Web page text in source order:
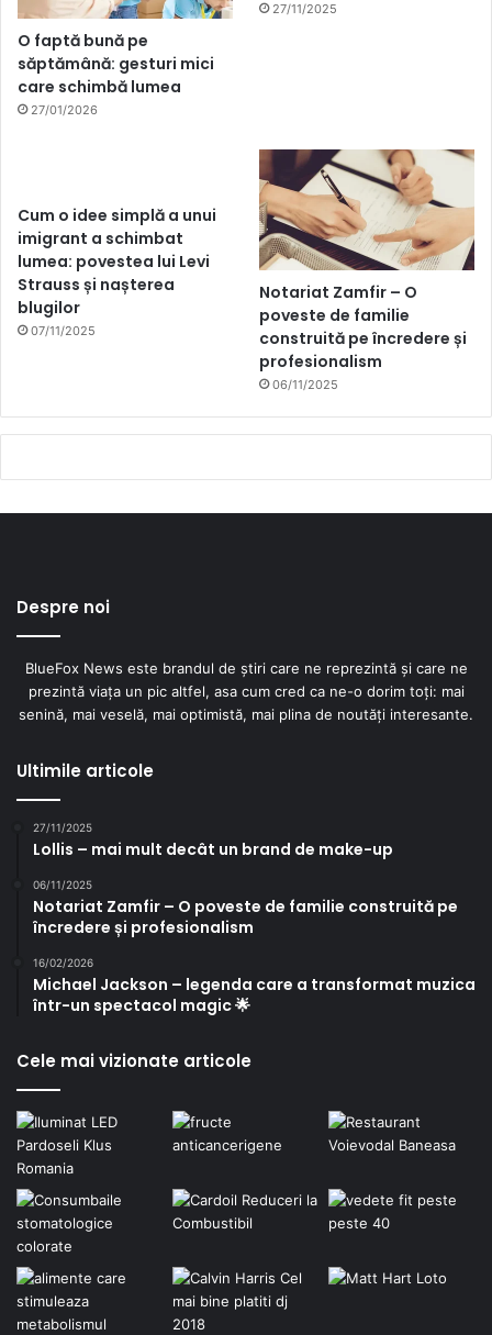
O faptă bună pe
săptămână: gesturi mici
care schimbă lumea
27/01/2026
27/11/2025
Cum o idee simplă a unui
imigrant a schimbat
lumea: povestea lui Levi
Strauss și nașterea
blugilor
07/11/2025
Notariat Zamfir – O
poveste de familie
construită pe încredere și
profesionalism
06/11/2025
Despre noi
BlueFox News este brandul de știri care ne reprezintă și care ne
prezintă viața un pic altfel, asa cum cred ca ne-o dorim toți: mai
senină, mai veselă, mai optimistă, mai plina de noutăți interesante.
Ultimile articole
27/11/2025
Lollis – mai mult decât un brand de make-up
06/11/2025
Notariat Zamfir – O poveste de familie construită pe
încredere și profesionalism
16/02/2026
Michael Jackson – legenda care a transformat muzica
într-un spectacol magic 🌟
Cele mai vizionate articole